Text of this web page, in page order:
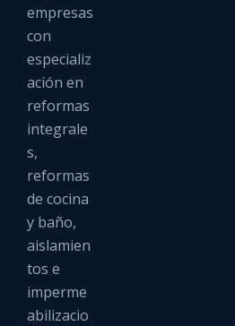
empresas
con
especializ
ación en
reformas
integrale
s,
reformas
de cocina
y baño,
aislamien
tos e
imperme
abilizacio